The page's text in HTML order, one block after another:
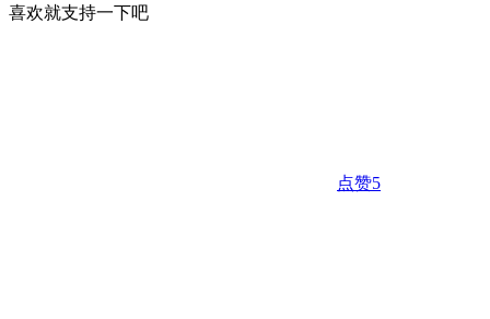
喜欢就支持一下吧
点赞5